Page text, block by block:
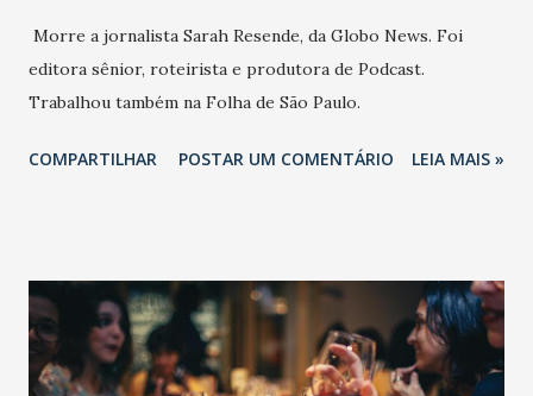
Morre a jornalista Sarah Resende, da Globo News. Foi
editora sênior, roteirista e produtora de Podcast.
Trabalhou também na Folha de São Paulo.
COMPARTILHAR POSTAR UM COMENTÁRIO LEIA MAIS »